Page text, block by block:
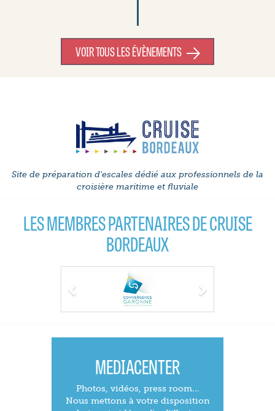
VOIR TOUS LES ÉVÈNEMENTS
Site de préparation d'escales dédié aux professionnels de la
croisière maritime et fluviale
LES MEMBRES PARTENAIRES DE CRUISE
BORDEAUX
MEDIACENTER
Photos, vidéos, press room...
Nous mettons à votre disposition